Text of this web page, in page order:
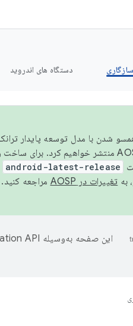
سازگاری دستگاه های اندروید
برای همسو شدن با مدل توسعه
android-latest-release
به تغییرات در AOSP مراجعه کنید.
این صفحه به‌وسیله